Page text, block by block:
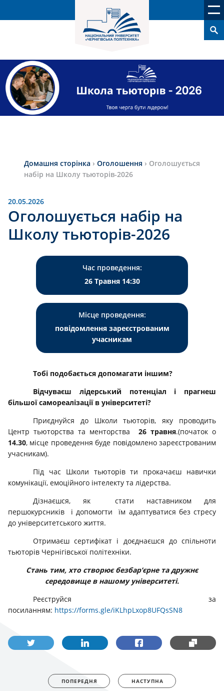
Домашня сторінка › Оголошення › Оголошується
набір на Школу тьюторів-2026
20.05.2026
Оголошується набір на
Школу тьюторів-2026
Час проведення:
26 Травня 14:30
Місце проведення:
повідомлення зареєстрованим
учасникам
Тобі подобається допомагати іншим?
Відчуваєш лідерський потенціал і прагнеш
більшої самореалізації в університеті?
Приєднуйся до Школи тьюторів, яку проводить
Центр тьюторства та менторства 26 травня.(початок о
14.30, місце проведення буде повідомлено зареєстрованим
учасникам).
Під час Школи тьюторів ти прокачаєш навички
комунікації, емоційного інтелекту та лідерства.
Дізнаєшся, як стати наставником для
першокурсників і допомогти їм адаптуватися без стресу
до університетського життя.
Отримаєш сертифікат і доєднаєшся до спільноти
тьюторів Чернігівської політехніки.
Стань тим, хто створює безбар’єрне та дружнє
середовище в нашому університеті.
Реєструйся за
посиланням: https://forms.gle/iKLhpLxop8UFQsSN8
ПОПЕРЕДНЯ НАСТУПНА